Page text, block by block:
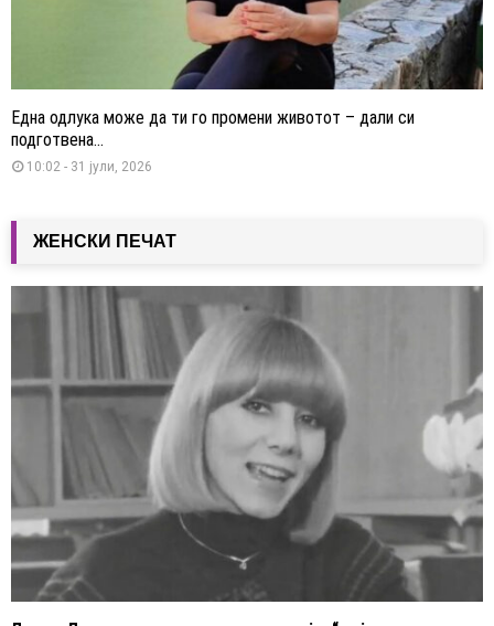
Една одлука може да ти го промени животот – дали си
подготвена...
10:02 - 31 јули, 2026
ЖЕНСКИ ПЕЧАТ